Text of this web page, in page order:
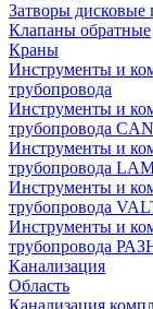
Затворы дисковые
Клапаны обратные
Краны
Инструменты и
трубопровода
Инструменты и
трубопровода
Инструменты и
трубопровода
Инструменты и
трубопровода
Инструменты и
трубопровода
Канализация
Область
Канализация